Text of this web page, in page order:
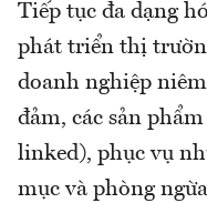
Tiếp tục đa dạng
phát triển thị
doanh nghiệp
đảm, các sản
linked), phục vụ
mục và phòng